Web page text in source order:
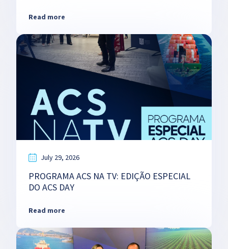
Read more
July 29, 2026
PROGRAMA ACS NA TV: EDIÇÃO ESPECIAL
DO ACS DAY
Read more